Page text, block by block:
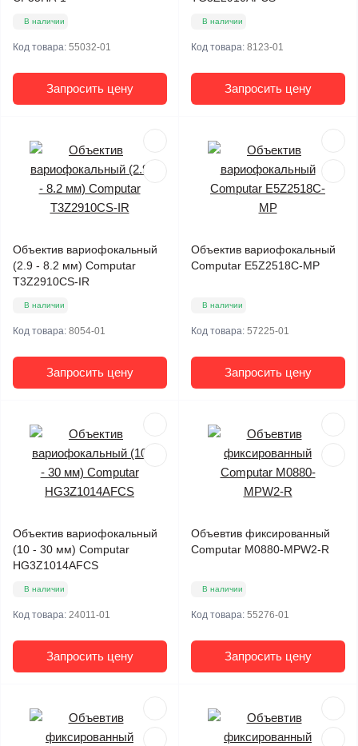
В наличии
Код товара: 55032-01
Запросить цену
В наличии
Код товара: 8123-01
Запросить цену
Объектив вариофокальный
(2.9 - 8.2 мм) Computar
T3Z2910CS-IR
В наличии
Код товара: 8054-01
Запросить цену
Объектив вариофокальный
Computar E5Z2518C-MP
В наличии
Код товара: 57225-01
Запросить цену
Объектив вариофокальный
(10 - 30 мм) Computar
HG3Z1014AFCS
В наличии
Код товара: 24011-01
Запросить цену
Объевтив фиксированный
Computar M0880-MPW2-R
В наличии
Код товара: 55276-01
Запросить цену